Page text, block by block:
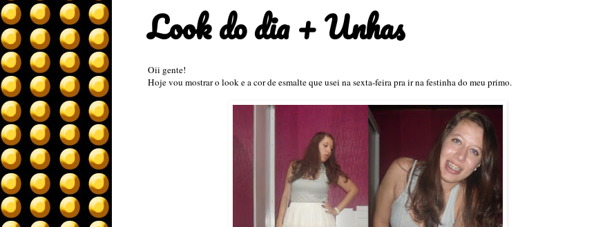
Look do dia + Unhas
Oii gente!
Hoje vou mostrar o look e a cor de esmalte que usei na sexta-feira pra ir na festinha do meu primo.